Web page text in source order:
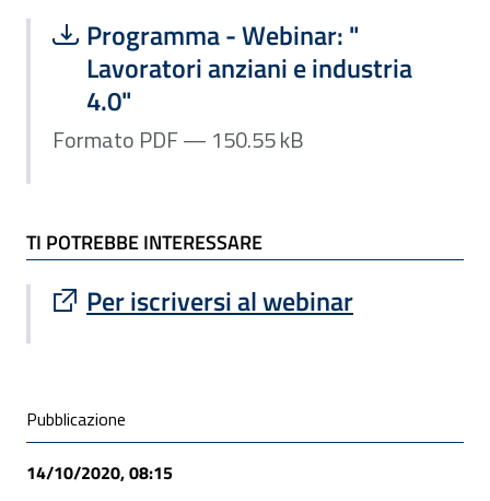
Scarica file:
Programma - Webinar: "
Lavoratori anziani e industria
4.0"
Formato PDF — Dimensione 150.55 kB
Formato PDF — 150.55 kB
TI POTREBBE INTERESSARE
Per iscriversi al webinar
Sito esterno : apre una nuova finestra
Condivisione social
Pubblicazione
14/10/2020, 08:15